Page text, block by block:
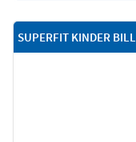
SUPERFIT KINDER BILL